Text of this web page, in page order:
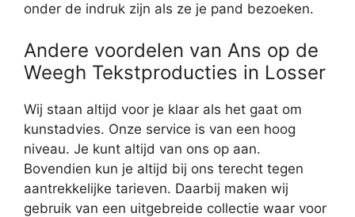
onder de indruk zijn als ze je pand bezoeken.
Andere voordelen van Ans op de
Weegh Tekstproducties in Losser
Wij staan altijd voor je klaar als het gaat om
kunstadvies. Onze service is van een hoog
niveau. Je kunt altijd van ons op aan.
Bovendien kun je altijd bij ons terecht tegen
aantrekkelijke tarieven. Daarbij maken wij
gebruik van een uitgebreide collectie waar voor